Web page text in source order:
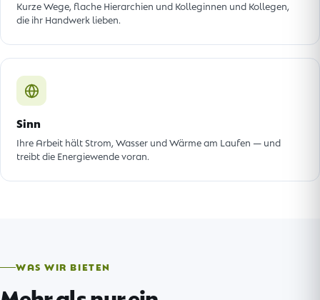
Kurze Wege, flache Hierarchien und Kolleginnen und Kollegen,
die ihr Handwerk lieben.
Sinn
Ihre Arbeit hält Strom, Wasser und Wärme am Laufen — und
treibt die Energiewende voran.
WAS WIR BIETEN